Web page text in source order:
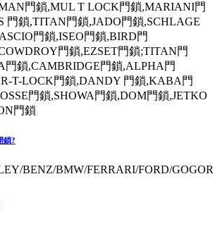
門鎖,MUL T LOCK門鎖,MARIANI門
門鎖,TITAN門鎖,JADO門鎖,SCHLAGE
門鎖,ISEO門鎖,BIRD門
門鎖,EZSET門鎖;TITAN門
門鎖,CAMBRIDGE門鎖,ALPHA門
T-LOCK門鎖,DANDY 門鎖,KABA門
門鎖,SHOWA門鎖,DOM門鎖,JETKO
門鎖
鎖?
BENZ/BMW/FERRARI/FORD/